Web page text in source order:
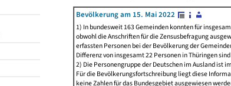
Bevölkerung am 15. Mai 2022
1) In bundesweit 163 Gemeinden konnten für
obwohl die Anschriften für die Zensusbefragung
erfassten Personen bei der Bevölkerung der
Differenz von insgesamt 22 Personen in Thüringen
2) Die Personengruppe der Deutschen im Ausland ist
Für die Bevölkerungsfortschreibung liegt diese
keine Zahlen für das Bundesgebiet ausgewiesen